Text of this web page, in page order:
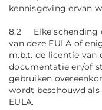
kennisgeving ervan
8.2 Elke schending
van deze EULA of
m.b.t. de licentie van
documentatie en/of
gebruiken
wordt beschouwd als
EULA.